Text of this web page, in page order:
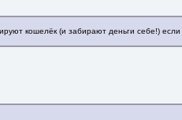
кошелёк (и забирают деньги себе!) если